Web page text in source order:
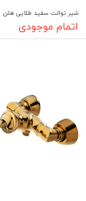
شیر توالت سفید طلایی هلن
اتمام موجودی